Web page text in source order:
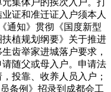
证和准迁证入户须本人
通知》贯彻《国度新型
植规划纲要》关于推进
齿举家进城落户要求，
随父或母入户。申请法
投靠、收养人员入户；
条例》招录到成都会工